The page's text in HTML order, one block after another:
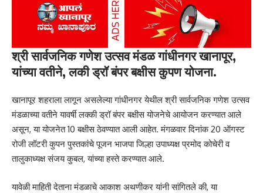
श्री सार्वजनिक गणेश उत्सव मंडळ गांधीनगर खानापूर,
यांच्या वतीने, लकी ड्रॉ बंपर बक्षीस कुपण योजना.
खानापूर शहराला लागून असलेल्या गांधीनगर येथील श्री सार्वजनिक गणेश उत्सव
मंडळाच्या वतीने यावर्षी लक्की ड्रॉ बंपर बक्षीस योजनेचे आयोजन करण्यात आले
असून, या योजनेत 10 बक्षीस ठेवण्यात आली आहेत. मंगळवार दिनांक 20 ऑगस्ट
रोजी लॉटरी कुपन पुस्तकांचे पूजन भाजपा जिल्हा उपाध्यक्ष प्रमोद कोचेरी व
तालुकाध्यक्ष संजय कुबल, यांच्या हस्ते करण्यात आले.
यावेळी माहिती देताना मंडळाचे आकाश अथणीकर यांनी सांगितले की, या